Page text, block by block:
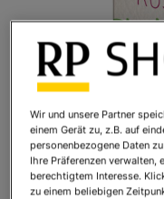
Wir und unsere Partner
einem Gerät zu, z.B. auf
personenbezogene Daten
Ihre Präferenzen
berechtigtem Interesse.
zu einem beliebigen